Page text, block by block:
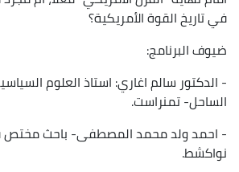
في تاريخ القوة الأمريكية؟
ضيوف البرنامج:
- الدكتور سالم اغاري: استاذ العلوم
الساحل- تمنراست.
- احمد ولد محمد المصطفى- باحث
نواكشط.